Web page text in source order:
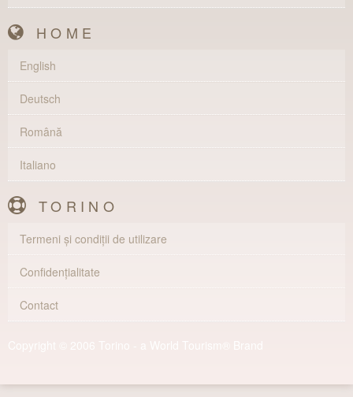
HOME
English
Deutsch
Română
Italiano
TORINO
Termeni și condiții de utilizare
Confidențialitate
Contact